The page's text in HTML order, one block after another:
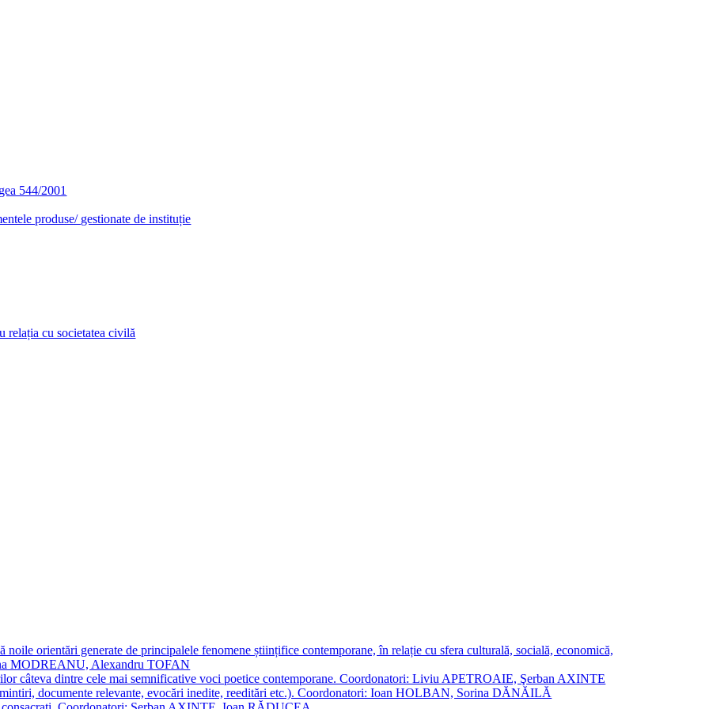
544/2001
produse/ gestionate de instituție
relația cu societatea civilă
noile orientări generate de principalele fenomene științifice contemporane, în relație cu sfera culturală, socială, economică,
MODREANU, Alexandru TOFAN
câteva dintre cele mai semnificative voci poetice contemporane. Coordonatori: Liviu APETROAIE, Şerban AXINTE
documente relevante, evocări inedite, reeditări etc.). Coordonatori: Ioan HOLBAN, Sorina DĂNĂILĂ